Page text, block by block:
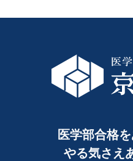
医学部合格を
やる気さえ